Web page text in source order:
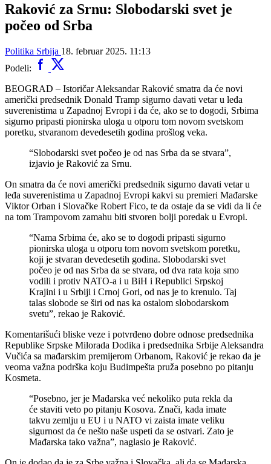
Raković za Srnu: Slobodarski svet je
počeo od Srba
Politika Srbija 18. februar 2025. 11:13
Podeli:
BEOGRAD – Istoričar Aleksandar Raković smatra da će novi
američki predsednik Donald Tramp sigurno davati vetar u leđa
suverenistima u Zapadnoj Evropi i da će, ako se to dogodi, Srbima
sigurno pripasti pionirska uloga u otporu tom novom svetskom
poretku, stvaranom devedesetih godina prošlog veka.
“Slobodarski svet počeo je od nas Srba da se stvara”,
izjavio je Raković za Srnu.
On smatra da će novi američki predsednik sigurno davati vetar u
leđa suverenistima u Zapadnoj Evropi kakvi su premieri Mađarske
Viktor Orban i Slovačke Robert Fico, te da ostaje da se vidi da li će
na tom Trampovom zamahu biti stvoren bolji poredak u Evropi.
“Nama Srbima će, ako se to dogodi pripasti sigurno
pionirska uloga u otporu tom novom svetskom poretku,
koji je stvaran devedesetih godina. Slobodarski svet
počeo je od nas Srba da se stvara, od dva rata koja smo
vodili i protiv NATO-a i u BiH i Republici Srpskoj
Krajini i u Srbiji i Crnoj Gori, od nas je to krenulo. Taj
talas slobode se širi od nas ka ostalom slobodarskom
svetu”, rekao je Raković.
Komentarišući bliske veze i potvrđeno dobre odnose predsednika
Republike Srpske Milorada Dodika i predsednika Srbije Aleksandra
Vučića sa mađarskim premijerom Orbanom, Raković je rekao da je
veoma važna podrška koju Budimpešta pruža posebno po pitanju
Kosmeta.
“Posebno, jer je Mađarska već nekoliko puta rekla da
će staviti veto po pitanju Kosova. Znači, kada imate
takvu zemlju u EU i u NATO vi zaista imate veliku
sigurnost da će nešto naše uspeti da se ostvari. Zato je
Mađarska tako važna”, naglasio je Raković.